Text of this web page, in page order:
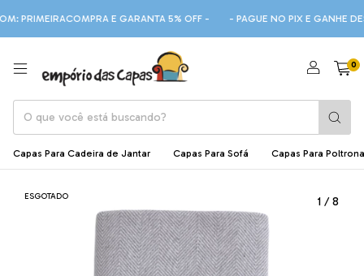
E GARANTA 5% OFF - - PAGUE NO PIX E GANHE
0
Capas Para Cadeira de Jantar Capas Para Sofá Capas Para
ESGOTADO 1 /8